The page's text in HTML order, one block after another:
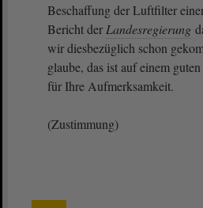
Beschaffung der Luftfilter
Bericht der Landesregierung
wir diesbezüglich schon
glaube, das ist auf einem
für Ihre Aufmerksamkeit.
(Zustimmung)